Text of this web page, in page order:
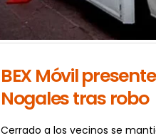
BEX Móvil
Nogales tras robo
Cerrado a los vecinos se